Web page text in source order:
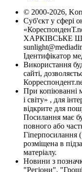
© 2000-2026,
Суб'єкт у сфері
ХАРКІВСЬКЕ
Ідентифікатор
Використання
сайті,
При копіюванні
і світу» , для
відкрите для
Посилання має
повного або
Гіперпосилання
розміщена в
матеріалу.
Новини з
"Регіони",